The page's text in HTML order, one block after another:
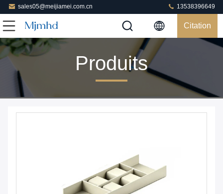
sales05@meijiamei.com.cn 13538396649
Citation
Produits